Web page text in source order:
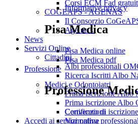
Informative privacy
Pisa Medica
Pisa Medica online
Pisa Medica pdf
Professione
Professione
Convenzioni
Normativa
Corsi ECM Fad
COGEAPS - AGENAS
Il Consorzio
Age.na.s.
News
Servizi Online
Cittadini
Albi professionali
Ricerca Iscritti Albo
Medici e Odontoiatri
Prima iscrizione Albo
Prima iscrizione Albo
Certificato di iscrizione
Accedi ai servizi online